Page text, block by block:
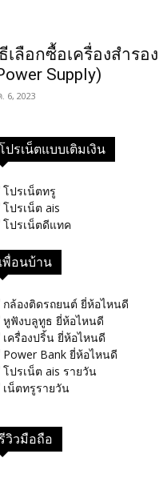
เลือกซื้อเครื่องสำรอ
Supply)
6, 2023
ปรเน็ตแบบเติมเงิน
โปรเน็ตทรู
โปรเน็ต ais
โปรเน็ตดีแทค
เพื่อนบ้าน
กล้องติดรถยนต์ ยี่ห้อไหนดี
หูฟังบลูทูธ ยี่ห้อไหนดี
เครื่องปริ้น ยี่ห้อไหนดี
Power Bank ยี่ห้อไหนดี
โปรเน็ต ais รายวัน
เน็ตทรูรายวัน
วิวมือถือ